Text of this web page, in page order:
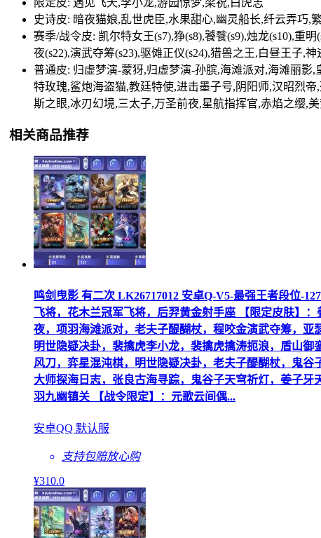
史诗皮: 暗夜猫娘,乱世虎臣,水果甜心,幽灵船长,纤云弄巧,
赛季/战令皮: 凯尔特女王(s7),狰(s8),饕餮(s9),烛龙(s10),重
夜(s22),演武夺筹(s23),驱傩正仪(s24),猎兽之王,白昼王子,
普通皮: 归虚梦演-蒙犽,归虚梦演-孙膑,海滩派对,海滩丽
特玫瑰,鲨炮海盗猫,教廷特使,进击墨子号,阴阳师,汉昭烈
斯之眼,冰刃幻境,三太子,万圣前夜,星航指挥官,赤焰之缨,
相关商品推荐
鸣剑曳影 有二次 LK26717012 安卓Q-V5-最强王者段位-
飞将，花木兰冠军飞将，后羿黄金射手座 【限定皮肤】
夜，项羽海滩派对，老夫子醍醐杖，程咬金演武夺筹，亚
明世隐疑决卦，裴擒虎李小龙，裴擒虎擒涛扼浪，盾山
风刀，弈星混沌棋，明世隐疑决卦，老夫子醍醐杖，鬼
大师探海日志，张良古海寻踪，鬼谷子天穹祈灯，姜子
羽九幽镇关 【战令限定】：元歌云间偶...
安卓QQ 默认服
支持包赔放心购
¥310.0